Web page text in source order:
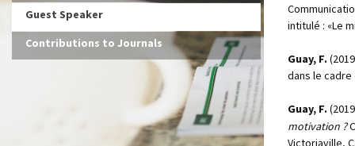
Guest Speaker
Contributions to Journals
intitulé : «Le
Guay, F.
dans le cadre
Guay, F.
motivation ?
Victoriaville,